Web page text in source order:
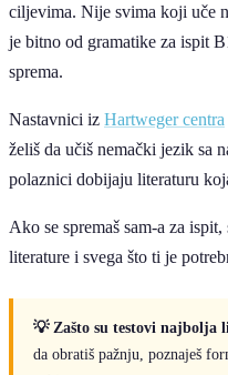
ciljevima. Nije svima koji uče
je bitno od gramatike za ispit
sprema.
Nastavnici iz Hartweger centra
želiš da učiš nemački jezik sa
polaznici dobijaju literaturu
Ako se spremaš sam-a za
literature i svega što ti je
💡 Zašto su testovi najbolja
da obratiš pažnju, poznaješ